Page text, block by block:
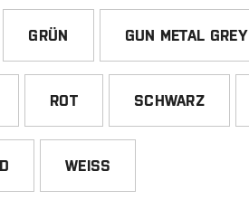
GRÜN GUN METAL GREY
ROT SCHWARZ
WEISS